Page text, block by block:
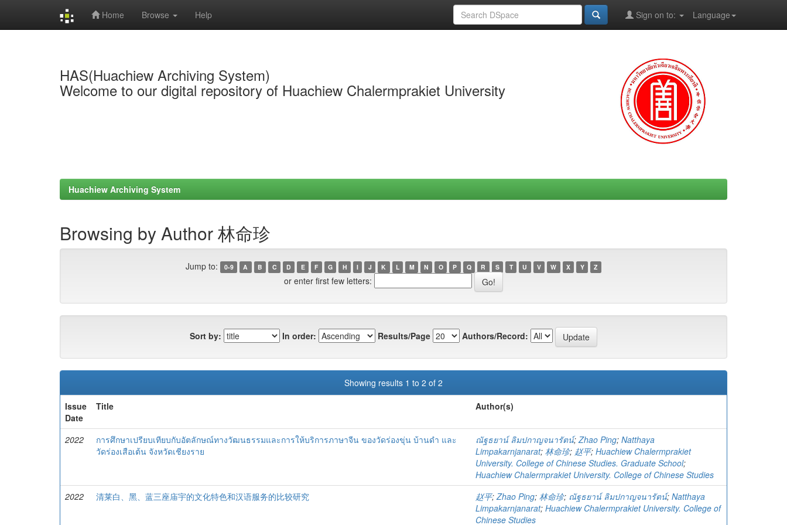
Home Browse Help Language
Sign on to:
HAS(Huachiew Archiving System)
Welcome to our digital repository of Huachiew Chalermprakiet University
Huachiew Archiving System
Browsing by Author 林命珍
Jump to: 0-9 A B C D E F G H I J K L M N O P Q R S T U V W X Y Z
or enter first few letters:
Sort by: In order: Results/Page Authors/Record:
Showing results 1 to 2 of 2
Issue
Date
Title Author(s)
2022
การศึกษาเปรียบเทียบกับอัตลักษณ์ทางวัฒนธรรมและการให้บริการภาษาจีน ของวัดร่องขุ่น บ้านดำ และ
วัดร่องเสือเต้น จังหวัดเชียงราย
ณัฐธยาน์ ลิมปกาญจนารัตน์;Zhao Ping; Natthaya
Limpakarnjanarat; 林命珍; 赵平; Huachiew Chalermprakiet
University. College of Chinese Studies. Graduate School;
Huachiew Chalermprakiet University. College of Chinese Studies
2022
清莱白、黑、蓝三座庙宇的文化特色和汉语服务的比较研究 赵平;Zhao Ping; 林命珍; ณัฐธยาน์ ลิมปกาญจนารัตน์; Natthaya
Limpakarnjanarat; Huachiew Chalermprakiet University. College of
Chinese Studies